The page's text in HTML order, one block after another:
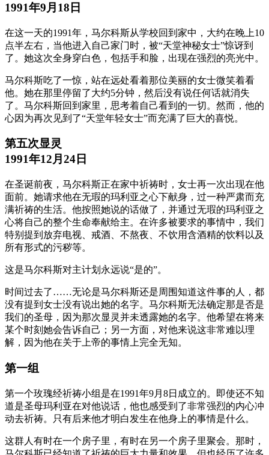
1991年9月18日
在这一天的1991年，马尔科斯从学校回到家中，大约在晚上10
点半左右，当他进入自己家门时，被“天堂神秘女士”惊讶到
了。她这次全身穿白色，包括手和脸，出现在强烈的亮光中。
马尔科斯吃了一惊，站在远处看着那位美丽的女士微笑着看
他。她在那里停留了大约5分钟，然后没有说任何话就消失
了。马尔科斯回到家里，思考着自己看到的一切。然而，他的
心因为再次见到了“天堂年轻女士”而充满了巨大的喜悦。
第五次显灵
1991年12月24日
在圣诞前夜，马尔科斯正在家中祈祷时，女士再一次出现在他
面前。她请求他在无瑕的玛利亚之心下献身，过一种严肃而充
满祈祷的生活。他按照她说的话做了，并通过无瑕的玛利亚之
心将自己的整个生命奉献给主。在许多被要求的事情中，我们
特别提到放弃电视、戒酒、不熬夜、不饮用含酒精的饮料以及
所有形式的污秽等。
这是马尔科斯对主计划永远说“是的”。
时间过去了……无论是马尔科斯还是周围知道这件事的人，都
没有提到女士没有说出她的名字。马尔科斯无法确定那是否是
我们的圣母，因为那次显灵并未透露她的名字。他希望在将来
某个时刻她会告诉自己；另一方面，对他来说这非常难以理
解，因为他在关于上帝的事情上完全无知。
第一组
第一个玫瑰经祈祷小组是在1991年9月8日成立的。即使还不知
道是圣母玛利亚在对他说话，他也感受到了非常强烈的内心冲
动去祈祷。只有后来他才明白发生在他身上的事情是什么。
这群人有时在一个房子里，有时在另一个房子里聚会。那时，